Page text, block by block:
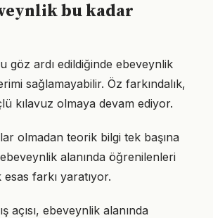
bu kadar
göz ardı edildiğinde ebeveynlik
sağlamayabilir. Öz farkındalık,
kılavuz olmaya devam ediyor.
olmadan teorik bilgi tek başına
alanında öğrenilenleri
farkı yaratıyor.
açısı, ebeveynlik alanında